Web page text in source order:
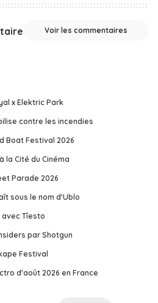
Voir les commentaires
x Elektric Park
contre les incendies
Boat Festival 2026
la Cité du Cinéma
Parade 2026
sous le nom d'Ublo
avec Tîesto
par Shotgun
Festival
d'août 2026 en France